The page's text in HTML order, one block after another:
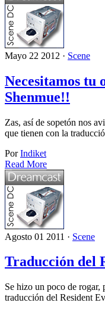
Mayo 22 2012 · Scene
Necesitamos tu
Shenmue!!
Zas, así de sopetón nos
que tienen con la
PorIndiket
Read More
Agosto 01 2011 · Scene
Traducción del
Se hizo un poco de rogar,
traducción del Resident